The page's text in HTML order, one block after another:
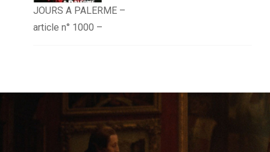
JOURS A PALERME –
article n° 1000 –